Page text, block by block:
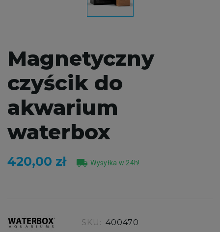
Magnetyczny
czyścik do
akwarium
waterbox
420,00 zł local_shipping Wysyłka w 24h!
SKU: 400470